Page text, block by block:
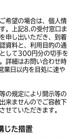
希望の場合は、個人情
。上記8.の受付窓口ま
申し出いただき、到着
資料と、利用目的の通
して300円分の切手を
詳細はお問い合わせ時
業日以内を目処に速や
の規定により開示等の
来ませんのでご容赦下
せていただきます。
じた措置